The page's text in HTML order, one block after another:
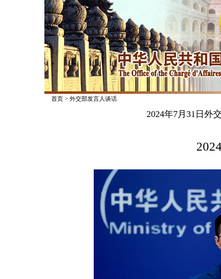
首页> 外交部发言人谈话
2024年7月31日外